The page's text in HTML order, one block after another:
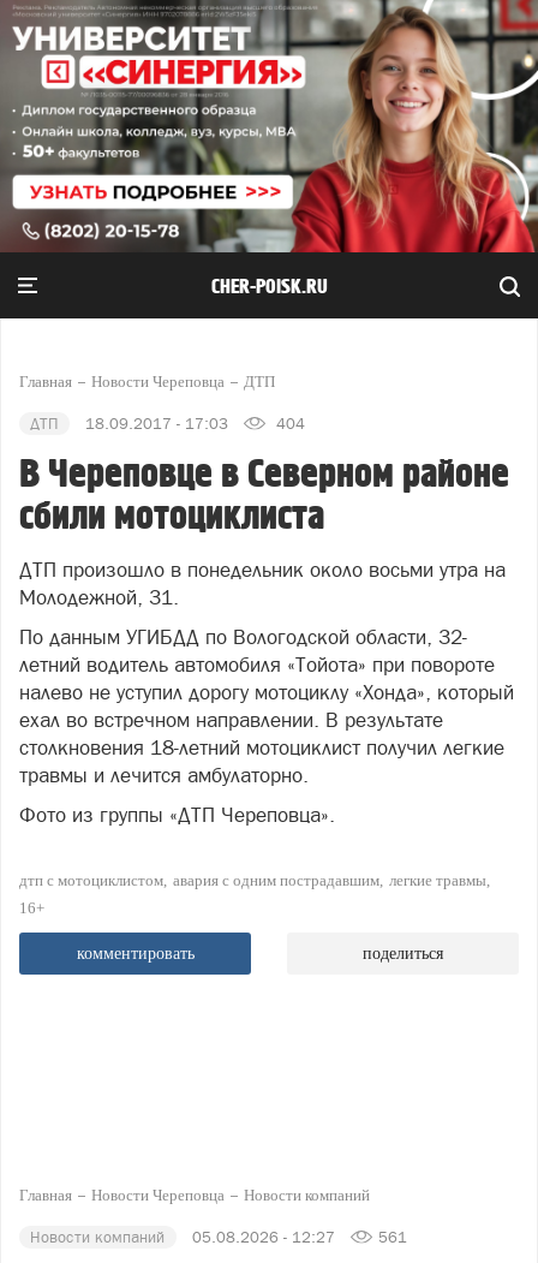
CHER-POISK.RU
Главная Новости Череповца ДТП
ДТП 18.09.2017 - 17:03 404
В Череповце в Северном районе
сбили мотоциклиста
ДТП произошло в понедельник около восьми утра на
Молодежной, 31.
По данным УГИБДД по Вологодской области, 32-
летний водитель автомобиля «Тойота» при повороте
налево не уступил дорогу мотоциклу «Хонда», который
ехал во встречном направлении. В результате
столкновения 18-летний мотоциклист получил легкие
травмы и лечится амбулаторно.
Фото из группы «ДТП Череповца».
дтп с мотоциклистом авария с одним пострадавшим легкие травмы
16+
комментировать поделиться
Главная Новости Череповца Новости компаний
Новости компаний 05.08.2026 - 12:27 561